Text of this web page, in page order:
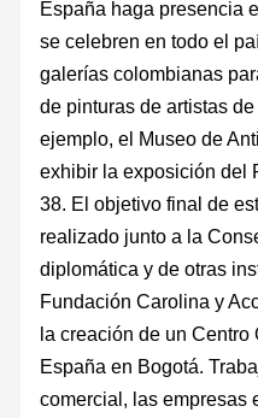
España haga presencia
se celebren en todo el
galerías colombianas
de pinturas de artistas
ejemplo, el Museo de
exhibir la exposición del
38. El objetivo final de
realizado junto a la
diplomática y de otras
Fundación Carolina y
la creación de un
España en Bogotá.
comercial, las empresas